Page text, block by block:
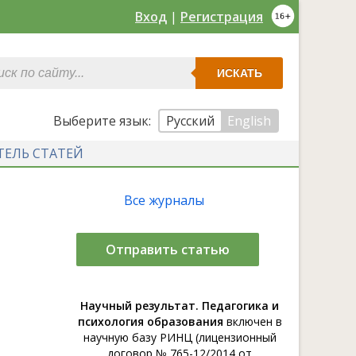
Вход | Регистрация
ИСКАТЬ
Выберите язык: Русский
English
СТАТЕЙ
Все журналы
Отправить статью
Научный результат. Педагогика и
психология образования включен в
научную базу РИНЦ (лицензионный